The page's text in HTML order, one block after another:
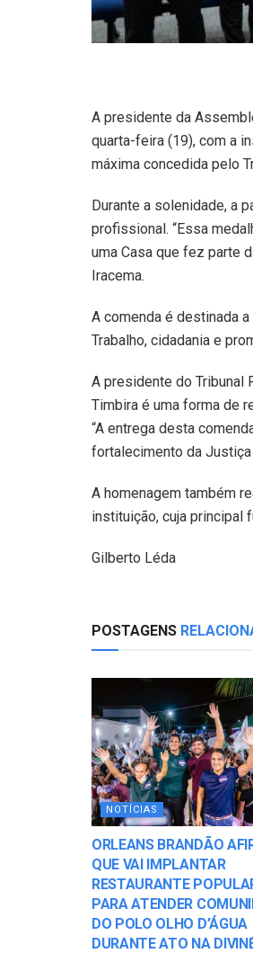
A presidente da
quarta-feira (19), com a
máxima concedida pelo
Durante a solenidade, a
profissional. “Essa
uma Casa que fez parte
Iracema.
A comenda é destinada
Trabalho, cidadania e
A presidente do Tribunal
Timbira é uma forma de
“A entrega desta
fortalecimento da
A homenagem também
instituição, cuja principal
Gilberto Léda
POSTAGENS
NOTÍCIAS
ORLEANS BRANDÃO
QUE VAI IMPLANTAR
RESTAURANTE
PARA ATENDER
DO POLO OLHO D’ÁGUA
DURANTE ATO NA